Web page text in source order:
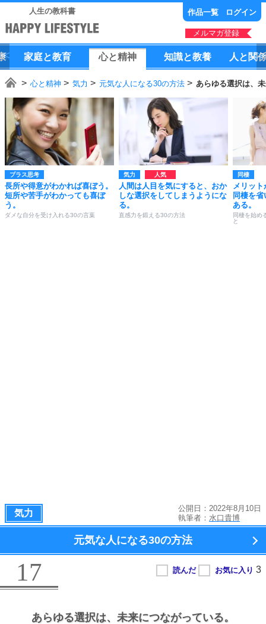
人生の教科書 作品一覧 ログイン
メルマガ登録
家庭と教育 心と精神 知識と教養 人 と 関
心と精神 気力 元気な人になる30の方法 あらゆる選択は、
プラス思考
長所や得意がわかれば喜ぼう。
短所や苦手がわかっても喜ぼ
う。
ダメな自分を受け入れる30の言葉
気力
人間は人目を気にすると、おか
しな選択をしてしまうようにな
る。
直感力を鍛える30の方法
同棲
メリッ
同棲を
ある。
同棲を始め
と
気力
公開日：2022年8月10日
執筆者： 水口貴博
元気な人になる30の方法
17
あらゆる選択は、 未来につながっている。